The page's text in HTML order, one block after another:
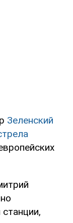
Зеленский